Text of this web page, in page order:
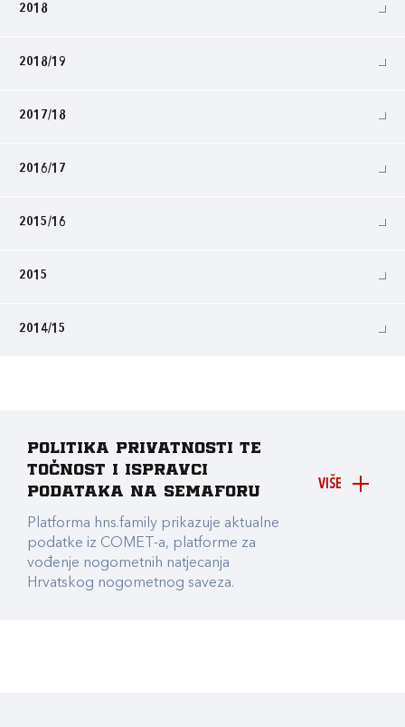
2018
2018/19
2017/18
2016/17
2015/16
2015
2014/15
VIŠE
Politika privatnosti te
točnost i ispravci
podataka na Semaforu
Platforma hns.family prikazuje aktualne
podatke iz COMET-a, platforme za
vođenje nogometnih natjecanja
Hrvatskog nogometnog saveza.